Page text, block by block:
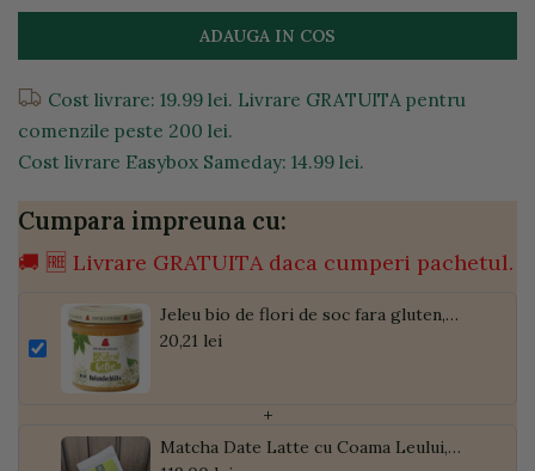
ADAUGA IN COS
Cost livrare: 19.99 lei. Livrare GRATUITA pentru
comenzile peste 200 lei.
Cost livrare Easybox Sameday: 14.99 lei.
Cumpara impreuna cu:
🚚 🆓 Livrare GRATUITA daca cumperi pachetul.
Jeleu bio de flori de soc fara gluten,
160g
20,21 lei
+
Matcha Date Latte cu Coama Leului,